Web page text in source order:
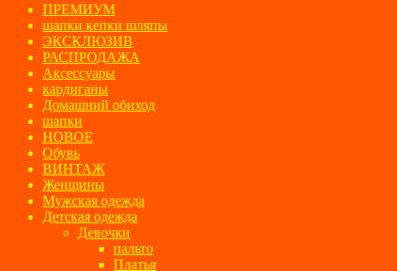
ПРЕМИУМ
шапки кепки шляпы
ЭКСКЛЮЗИВ
РАСПРОДАЖА
Аксессуары
кардиганы
Домашний обиход
шапки
НОВОЕ
Обувь
ВИНТАЖ
Женщины
Мужская одежда
Детская одежда
Девочки
пальто
Платья